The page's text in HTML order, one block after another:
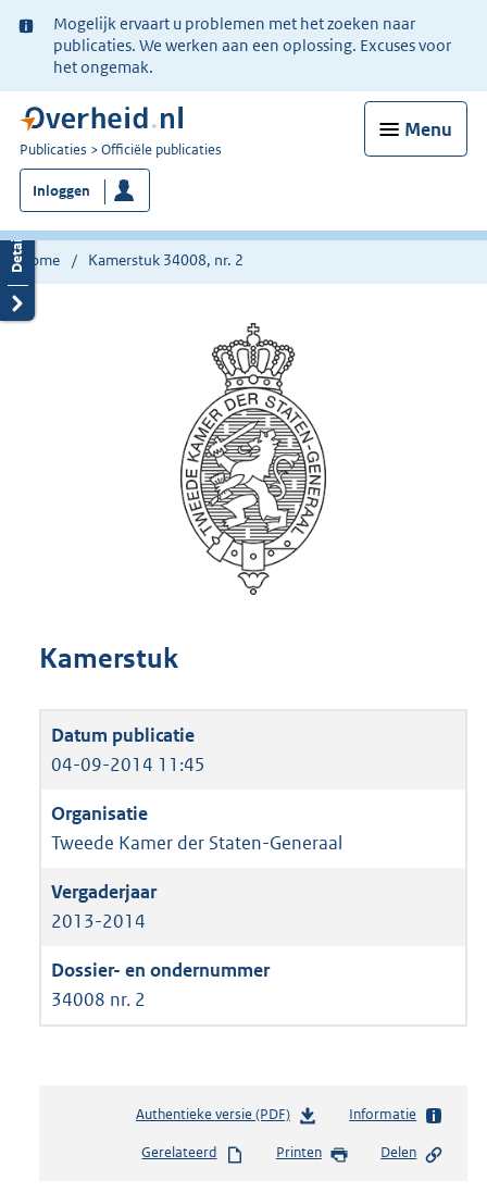
Ter
informatie:
Mogelijk ervaart u problemen met het zoeken naar
publicaties. We werken aan een oplossing. Excuses voor
het ongemak.
Menu
U
bent
nu
hier:
Publicaties Officiële publicaties
Inloggen
Home Kamerstuk 34008, nr. 2
Kamerstuk
04-09-2014 11:45
Tweede Kamer der Staten-Generaal
2013-2014
34008 nr. 2
Authentieke versie (PDF)b
s
Informatie
Gerelateerd Printen Delen